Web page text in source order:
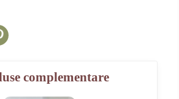
complementare